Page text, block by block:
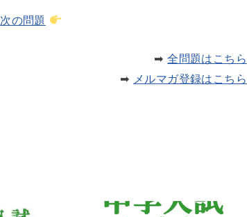
次の問題
➡全問題はこちら
➡ メルマガ登録はこちら